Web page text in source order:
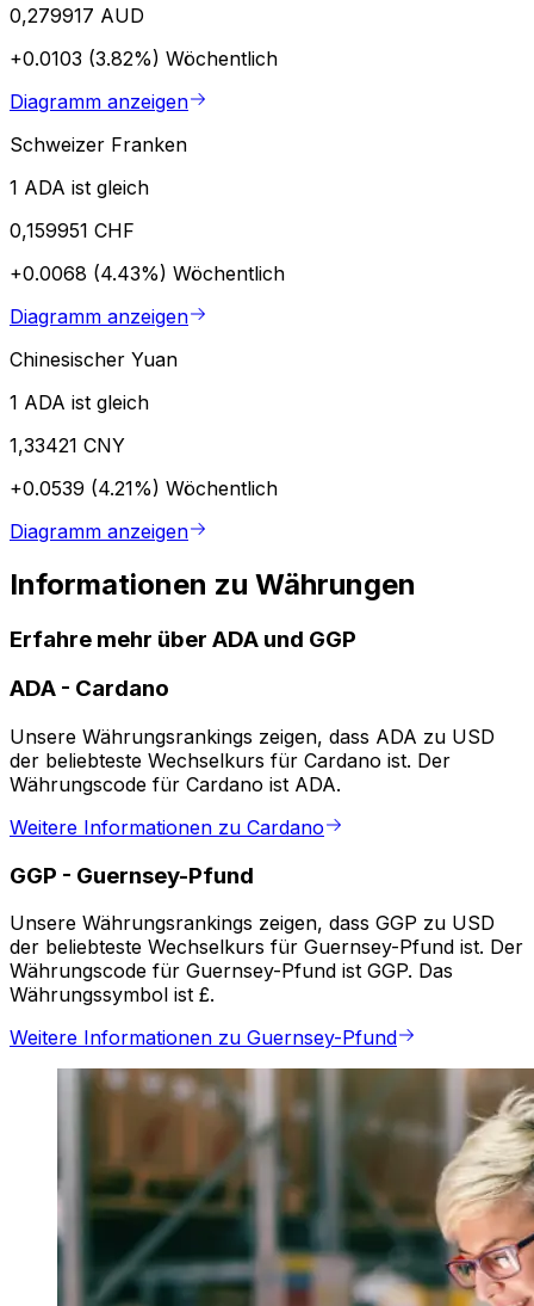
0,279917 AUD
+0.0103 (3.82%) Wöchentlich
Diagramm anzeigen
Schweizer Franken
1 ADA ist gleich
0,159951 CHF
+0.0068 (4.43%) Wöchentlich
Diagramm anzeigen
Chinesischer Yuan
1 ADA ist gleich
1,33421 CNY
+0.0539 (4.21%) Wöchentlich
Diagramm anzeigen
Informationen zu Währungen
Erfahre mehr über ADA und GGP
ADA - Cardano
Unsere Währungsrankings zeigen, dass ADA zu USD
der beliebteste Wechselkurs für Cardano ist. Der
Währungscode für Cardano ist ADA.
Weitere Informationen zu Cardano
GGP - Guernsey-Pfund
Unsere Währungsrankings zeigen, dass GGP zu USD
der beliebteste Wechselkurs für Guernsey-Pfund ist. Der
Währungscode für Guernsey-Pfund ist GGP. Das
Währungssymbol ist £.
Weitere Informationen zu Guernsey-Pfund